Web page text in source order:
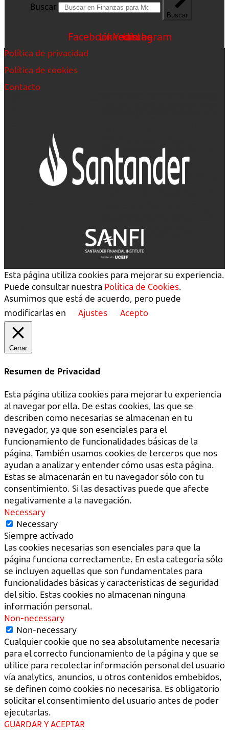
Buscar
Buscar
FacebookLinkedin
Youtube
Instagram
Política de privacidad
Política de cookies
Contacto
Esta página utiliza cookies para mejorar su experiencia.
Puede consultar nuestra Política de Cookies.
Asumimos que está de acuerdo, pero puede
modificarlas en
Ajustes Acepto
Cerrar
Resumen de Privacidad
Esta página utiliza cookies para mejorar tu experiencia
al navegar por ella. De estas cookies, las que se
describen como necesarias se almacenan en tu
navegador, ya que son esenciales para el
funcionamiento de funcionalidades básicas de la
página. También usamos cookies de terceros que nos
ayudan a analizar y entender cómo usas esta página.
Estas se almacenarán en tu navegador sólo con tu
consentimiento. Si las desactivas puede que afecte
negativamente a la navegación.
Necessary
Necessary
Siempre activado
Las cookies necesarias son esenciales para que la
página funciona correctamente. En esta categoría sólo
se incluyen aquellas que son fundamentales para
funcionalidades básicas y características de seguridad
del sitio. Estas cookies no almacenan ninguna
información personal.
Non-necessary
Non-necessary
Cualquier cookie que no sea absolutamente necesaria
para el correcto funcionamiento de la página y que se
utilice para recolectar información personal del usuario
vía analytics, anuncios, u otros contenidos embebidos,
se definen como cookies no necesarisa. Es obligatorio
solicitar el consentimiento del usuario antes de poder
ejecutarlas.
GUARDAR Y ACEPTAR